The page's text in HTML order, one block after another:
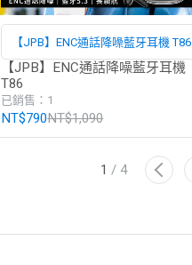
【JPB】ENC通話降噪藍牙耳機 T86
【JPB】ENC通話降噪藍牙耳機
T86
已銷售：1
NT$790NT$1,090
1 /4